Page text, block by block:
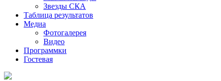
Звезды СКА
Таблица результатов
Медиа
Фотогалерея
Видео
Программки
Гостевая